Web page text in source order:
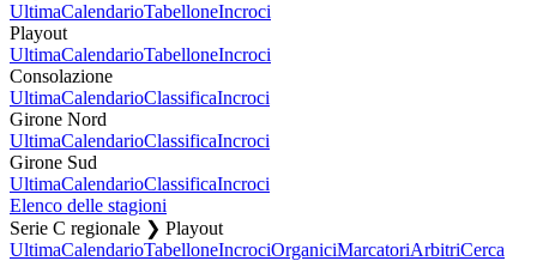
UltimaCalendarioTabelloneIncroci
Playout
UltimaCalendarioTabelloneIncroci
Consolazione
UltimaCalendarioClassificaIncroci
Girone Nord
UltimaCalendarioClassificaIncroci
Girone Sud
UltimaCalendarioClassificaIncroci
Elenco delle stagioni
Serie C regionale ❯ Playout
UltimaCalendarioTabelloneIncrociOrganiciMarcatoriArbitriCerca